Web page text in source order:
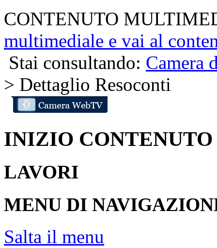
CONTENUTO
multimediale e vai al
Stai consultando: Camera
> Dettaglio Resoconti
INIZIO CONTENUTO
LAVORI
MENU DI
Salta il menu